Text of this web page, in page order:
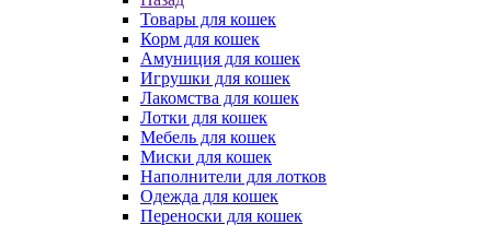
Товары для кошек
Корм для кошек
Амуниция для кошек
Игрушки для кошек
Лакомства для кошек
Лотки для кошек
Мебель для кошек
Миски для кошек
Наполнители для лотков
Одежда для кошек
Переноски для кошек